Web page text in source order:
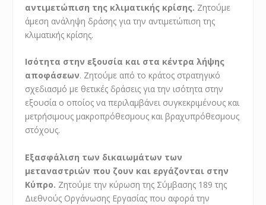
αντιμετώπιση της κλιματικής κρίσης. Ζητούμε
άμεση ανάληψη δράσης για την αντιμετώπιση της
κλιματικής κρίσης.
Ισότητα στην εξουσία και στα κέντρα λήψης
αποφάσεων. Ζητούμε από το κράτος στρατηγικό
σχεδιασμό με θετικές δράσεις για την ισότητα στην
εξουσία ο οποίος να περιλαμβάνει συγκεκριμένους και
μετρήσιμους μακροπρόθεσμους και βραχυπρόθεσμους
στόχους.
Εξασφάλιση των δικαιωμάτων των
μεταναστριών που ζουν και εργάζονται στην
Κύπρο. Ζητούμε την κύρωση της Σύμβασης 189 της
Διεθνούς Οργάνωσης Εργασίας που αφορά την